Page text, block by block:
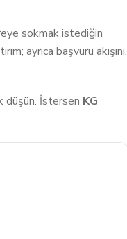
sokmak istediğin
ayrıca başvuru akışını,
düşün. İstersen KG